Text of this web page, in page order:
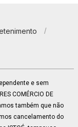
e sem
COMÉRCIO DE
também que não
cancelamento do